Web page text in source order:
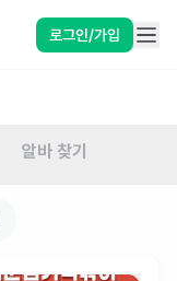
로그인/가입
알바 찾기